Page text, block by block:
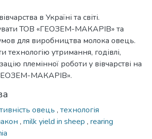
в Україні та світі.
ТОВ «ГЕОЗЕМ-МАКАРІВ» та
для виробництва молока овець.
технологію утримання, годівлі,
племінної роботи у вівчарстві на
МАКАРІВ».
овець , технологія
, milk yield in sheep , rearing